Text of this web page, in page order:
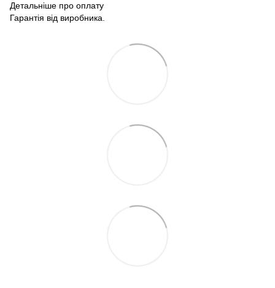
Детальніше про оплату
Гарантія від виробника.